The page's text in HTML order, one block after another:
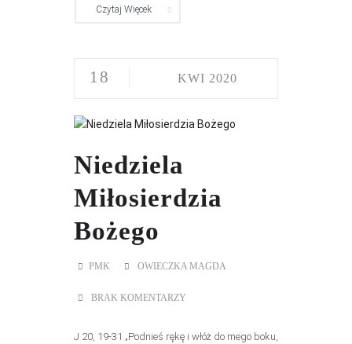
Czytaj Więcek
18 KWI 2020
Niedziela
Miłosierdzia
Bożego
PMK OWIECZKA MAGDA
BRAK KOMENTARZY
J 20, 19-31 „Podnieś rękę i włóż do mego boku,